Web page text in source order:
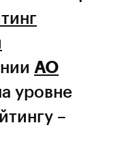
АО
уровне
–